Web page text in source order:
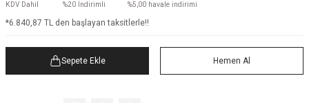
KDV Dahil %20 İndirimli %5,00 havale indirimi
*6.840,87 TL den başlayan taksitlerle!!
Sepete Ekle Hemen Al